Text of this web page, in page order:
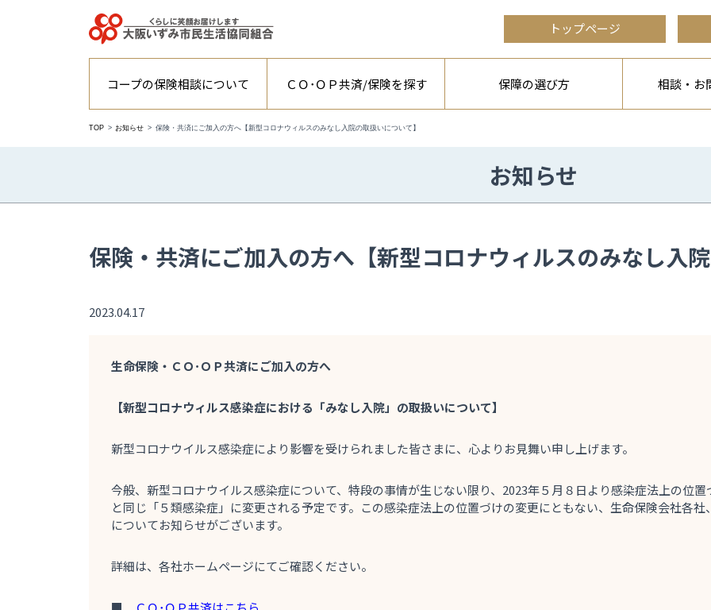
トップページ
コープの保険相談について ＣＯ･ＯＰ共済/保険を探す 保障の選び方 相談・お
TOP お知らせ 保険・共済にご加入の方へ【新型コロナウィルスのみなし入院の取扱いについて】
お知らせ
保険・共済にご加入の方へ【新型コロナウィルスのみなし入院
2023.04.17
生命保険・ ＣＯ･ＯＰ共済にご加入の方へ
【新型コロナウィルス感染症における「みなし入院」 の取扱いについて】
新型コロナウイルス感染症により影響を受けられました皆さまに、心よりお見舞い申し上げます。
今般、新型コロナウイルス感染症について、特段の事情が生じない限り、2023年５月８日より感染症法上の位
と同じ「５類感染症」に変更される予定です。この感染症法上の位置づけの変更にともない、生命保険会社各社、
についてお知らせがございます。
詳細は、各社ホームページにてご確認ください。